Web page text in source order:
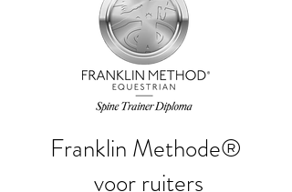
Franklin Methode®
voor ruiters